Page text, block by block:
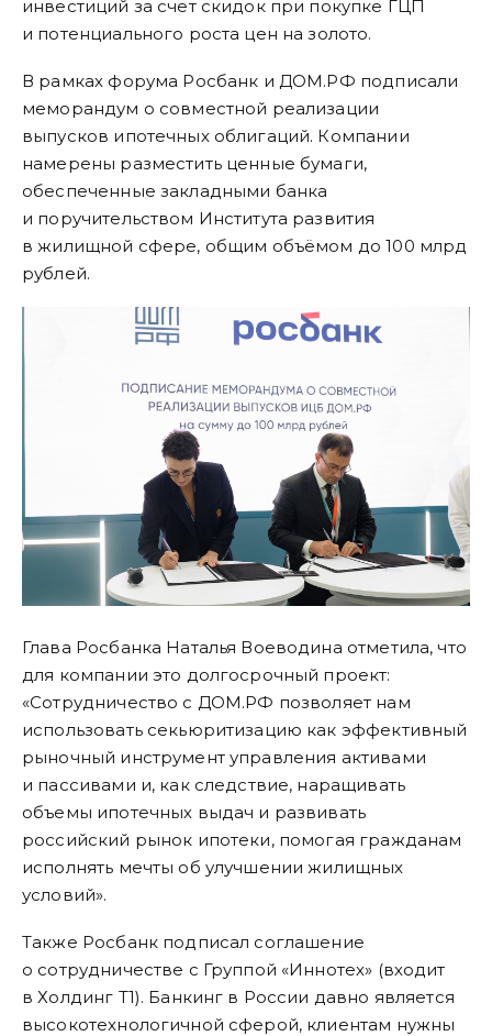
инвестиций за счет скидок при покупке ГЦП
и потенциального роста цен на золото.
В рамках форума Росбанк и ДОМ.РФ подписали
меморандум о совместной реализации
выпусков ипотечных облигаций. Компании
намерены разместить ценные бумаги,
обеспеченные закладными банка
и поручительством Института развития
в жилищной сфере, общим объёмом до 100 млрд
рублей.
Глава Росбанка Наталья Воеводина отметила, что
для компании это долгосрочный проект:
«Сотрудничество с ДОМ.РФ позволяет нам
использовать секьюритизацию как эффективный
рыночный инструмент управления активами
и пассивами и, как следствие, наращивать
объемы ипотечных выдач и развивать
российский рынок ипотеки, помогая гражданам
исполнять мечты об улучшении жилищных
условий».
Также Росбанк подписал соглашение
о сотрудничестве с Группой «Иннотех» (входит
в Холдинг Т1). Банкинг в России давно является
высокотехнологичной сферой, клиентам нужны